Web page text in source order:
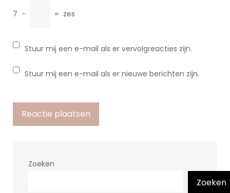
7 − = zes
Stuur mij een e-mail als er vervolgreacties zijn.
Stuur mij een e-mail als er nieuwe berichten zijn.
Zoeken
Zoeken